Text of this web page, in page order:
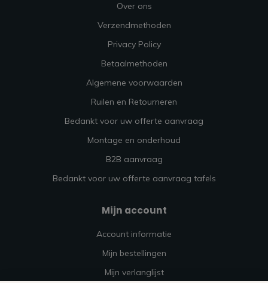
Over ons
Verzendmethoden
Privacy Policy
Betaalmethoden
Algemene voorwaarden
Ruilen en Retourneren
Bedankt voor uw offerte aanvraag
Montage en onderhoud
B2B aanvraag
Bedankt voor uw offerte aanvraag tafels
Mijn account
Account informatie
Mijn bestellingen
Mijn verlanglijst